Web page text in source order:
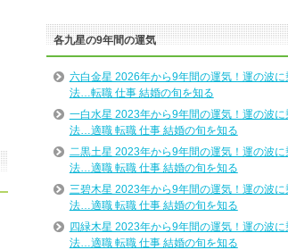
各九星の9年間の運気
六白金星 2026年から9年間の運気！運の波に
法…転職 仕事 結婚の旬を知る
一白水星 2023年から9年間の運気！運の波に
法…適職 転職 仕事 結婚の旬を知る
二黒土星 2023年から9年間の運気！運の波に
法…適職 転職 仕事 結婚の旬を知る
三碧木星 2023年から9年間の運気！運の波に
法…適職 転職 仕事 結婚の旬を知る
四緑木星 2023年から9年間の運気！運の波に
法…適職 転職 仕事 結婚の旬を知る